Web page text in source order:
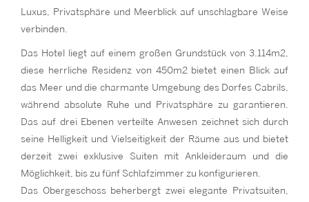
Luxus, Privatsphäre und Meerblick auf unschlagbare Weise
verbinden.
Das Hotel liegt auf einem großen Grundstück von 3.114m2,
diese herrliche Residenz von 450m2 bietet einen Blick auf
das Meer und die charmante Umgebung des Dorfes Cabrils,
während absolute Ruhe und Privatsphäre zu garantieren.
Das auf drei Ebenen verteilte Anwesen zeichnet sich durch
seine Helligkeit und Vielseitigkeit der Räume aus und bietet
derzeit zwei exklusive Suiten mit Ankleideraum und die
Möglichkeit, bis zu fünf Schlafzimmer zu konfigurieren.
Das Obergeschoss beherbergt zwei elegante Privatsuiten,